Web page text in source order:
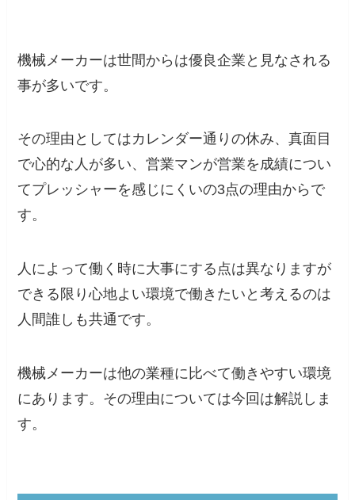
機械メーカーは世間からは優良企業と見なされる
事が多いです。
その理由としてはカレンダー通りの休み、真面目
で心的な人が多い、営業マンが営業を成績につい
てプレッシャーを感じにくいの3点の理由からで
す。
人によって働く時に大事にする点は異なりますが
できる限り心地よい環境で働きたいと考えるのは
人間誰しも共通です。
機械メーカーは他の業種に比べて働きやすい環境
にあります。その理由については今回は解説しま
す。